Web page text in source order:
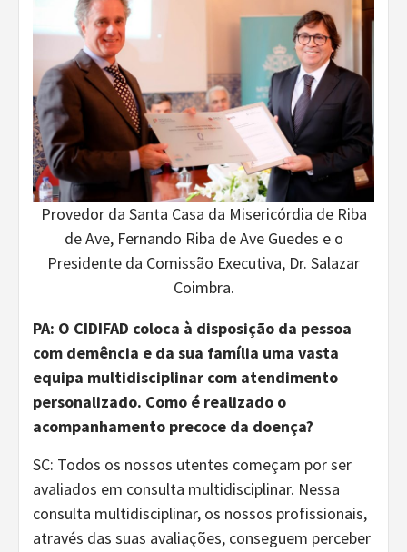
Provedor da Santa Casa da Misericórdia de Riba
de Ave, Fernando Riba de Ave Guedes e o
Presidente da Comissão Executiva, Dr. Salazar
Coimbra.
PA: O CIDIFAD coloca à disposição da pessoa
com demência e da sua família uma vasta
equipa multidisciplinar com atendimento
personalizado. Como é realizado o
acompanhamento precoce da doença?
SC: Todos os nossos utentes começam por ser
avaliados em consulta multidisciplinar. Nessa
consulta multidisciplinar, os nossos profissionais,
através das suas avaliações, conseguem perceber